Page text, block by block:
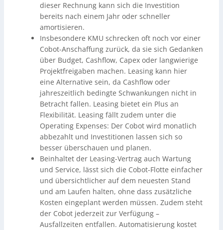
dieser Rechnung kann sich die Investition
bereits nach einem Jahr oder schneller
amortisieren.
Insbesondere KMU schrecken oft noch vor einer
Cobot-Anschaffung zurück, da sie sich Gedanken
über Budget, Cashflow, Capex oder langwierige
Projektfreigaben machen. Leasing kann hier
eine Alternative sein, da Cashflow oder
jahreszeitlich bedingte Schwankungen nicht in
Betracht fallen. Leasing bietet ein Plus an
Flexibilität. Leasing fällt zudem unter die
Operating Expenses: Der Cobot wird monatlich
abbezahlt und Investitionen lassen sich so
besser überschauen und planen.
Beinhaltet der Leasing-Vertrag auch Wartung
und Service, lässt sich die Cobot-Flotte einfacher
und übersichtlicher auf dem neuesten Stand
und am Laufen halten, ohne dass zusätzliche
Kosten eingeplant werden müssen. Zudem steht
der Cobot jederzeit zur Verfügung –
Ausfallzeiten entfallen. Automatisierung kostet